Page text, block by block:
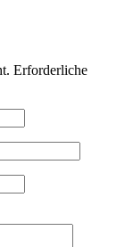
Erforderliche